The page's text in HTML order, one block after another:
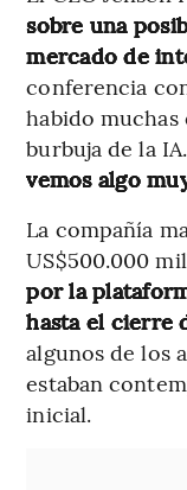
sobre una
mercado de
conferencia
habido muchas
burbuja de la IA.
vemos algo
La compañía
US$500.000
por la
hasta el cierre
algunos de los
estaban
inicial.